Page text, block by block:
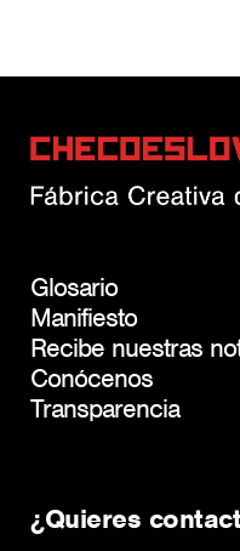
Glosario
Manifiesto
Recibe nuestras
Conócenos
Transparencia
¿Quieres